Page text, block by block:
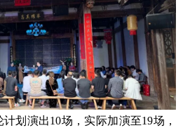
划演出10场，实际加演至19场，